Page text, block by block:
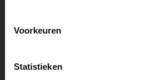
Voorkeuren
Statistieken